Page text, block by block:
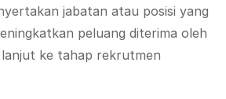
jabatan atau posisi yang
peluang diterima oleh
ke tahap rekrutmen